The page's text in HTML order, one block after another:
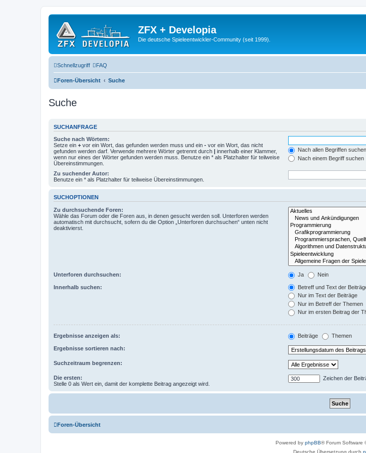
ZFX + Developia
Die deutsche Spieleentwickler-Community (seit 1999).
Schnellzugriff FAQ
Foren-Übersicht Suche
Suche
SUCHANFRAGE
Suche nach Wörtern:
Setze ein + vor ein Wort, das gefunden werden muss und ein - vor ein Wort, das nicht
gefunden werden darf. Verwende mehrere Wörter getrennt durch | innerhalb einer Klammer,
wenn nur eines der Wörter gefunden werden muss. Benutze ein * als Platzhalter für teilweise
Übereinstimmungen.
Nach allen Begriffen
Nach einem Begriff suchen
Zu suchender Autor:
Benutze ein * als Platzhalter für teilweise Übereinstimmungen.
SUCHOPTIONEN
Zu durchsuchende Foren:
Wähle das Forum oder die Foren aus, in denen gesucht werden soll. Unterforen werden
automatisch mit durchsucht, sofern du die Option „Unterforen durchsuchen“ unten nicht
deaktivierst.
Unterforen durchsuchen: Ja Nein
Innerhalb suchen:
Betreff und Text der
Nur im Text der Beiträge
Nur im Betreff der Themen
Nur im ersten Beitrag der
Ergebnisse anzeigen als: Beiträge Themen
Ergebnisse sortieren nach:
Suchzeitraum begrenzen:
Die ersten:
Stelle 0 als Wert ein, damit der komplette Beitrag angezeigt wird.
Zeichen der
Foren-Übersicht
Powered by phpBB® Forum Software
Deutsche Übersetzung durch